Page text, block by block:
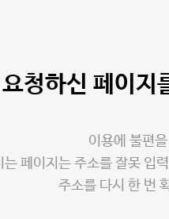
요청하신 페이지
이용에 불편
는 페이지는 주소를 잘못 입
주소를 다시 한 번